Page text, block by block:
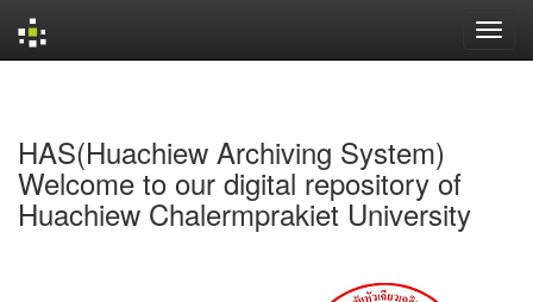
HAS(Huachiew Archiving System)
Welcome to our digital repository of
Huachiew Chalermprakiet University